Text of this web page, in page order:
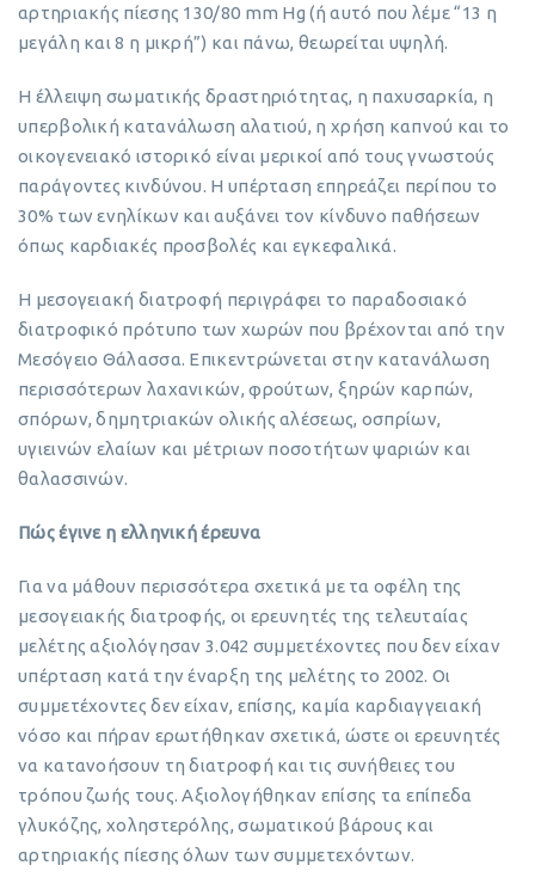
αρτηριακής πίεσης 130/80 mm Hg (ή αυτό που λέμε “13 η
μεγάλη και 8 η μικρή”) και πάνω, θεωρείται υψηλή.
Η έλλειψη σωματικής δραστηριότητας, η παχυσαρκία, η
υπερβολική κατανάλωση αλατιού, η χρήση καπνού και το
οικογενειακό ιστορικό είναι μερικοί από τους γνωστούς
παράγοντες κινδύνου. Η υπέρταση επηρεάζει περίπου το
30% των ενηλίκων και αυξάνει τον κίνδυνο παθήσεων
όπως καρδιακές προσβολές και εγκεφαλικά.
Η μεσογειακή διατροφή περιγράφει το παραδοσιακό
διατροφικό πρότυπο των χωρών που βρέχονται από την
Μεσόγειο Θάλασσα. Επικεντρώνεται στην κατανάλωση
περισσότερων λαχανικών, φρούτων, ξηρών καρπών,
σπόρων, δημητριακών ολικής αλέσεως, οσπρίων,
υγιεινών ελαίων και μέτριων ποσοτήτων ψαριών και
θαλασσινών.
Πώς έγινε η ελληνική έρευνα
Για να μάθουν περισσότερα σχετικά με τα οφέλη της
μεσογειακής διατροφής, οι ερευνητές της τελευταίας
μελέτης αξιολόγησαν 3.042 συμμετέχοντες που δεν είχαν
υπέρταση κατά την έναρξη της μελέτης το 2002. Οι
συμμετέχοντες δεν είχαν, επίσης, καμία καρδιαγγειακή
νόσο και πήραν ερωτήθηκαν σχετικά, ώστε οι ερευνητές
να κατανοήσουν τη διατροφή και τις συνήθειες του
τρόπου ζωής τους. Αξιολογήθηκαν επίσης τα επίπεδα
γλυκόζης, χοληστερόλης, σωματικού βάρους και
αρτηριακής πίεσης όλων των συμμετεχόντων.